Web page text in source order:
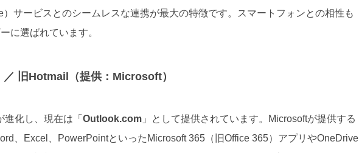
サービスとのシームレスな連携が最大の特徴です。スマートフォンとの相性も
に選ばれています。
旧Hotmail（提供：Microsoft）
化し、現在は「 Outlook.com 」として提供されています。Microsoftが提供する
、Excel、PowerPointといったMicrosoft 365（旧Office 365）アプリやOneDrive